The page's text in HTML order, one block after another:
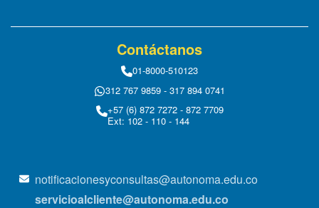
Contáctanos
01-8000-510123
312 767 9859 - 317 894 0741
+57 (6) 872 7272 - 872 7709
Ext: 102 - 110 - 144
notificacionesyconsultas@autonoma.edu.co
servicioalcliente@autonoma.edu.co